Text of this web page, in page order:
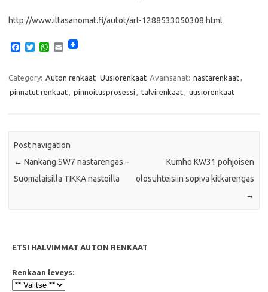
http://www.iltasanomat.fi/autot/art-1288533050308.html
e
b
o
T
t
t
e
W
t
A
E
i
Category: Auton renkaat Uusiorenkaat Avainsanat: nastarenkaat
pinnatut renkaat
pinnoitusprosessi talvirenkaat uusiorenkaat
Post navigation
← Nankang SW7 nastarengas –
Suomalaisilla TIKKA nastoilla
Kumho KW31 pohjoisen
olosuhteisiin sopiva kitkarengas
→
ETSI HALVIMMAT AUTON RENKAAT
Renkaan leveys: